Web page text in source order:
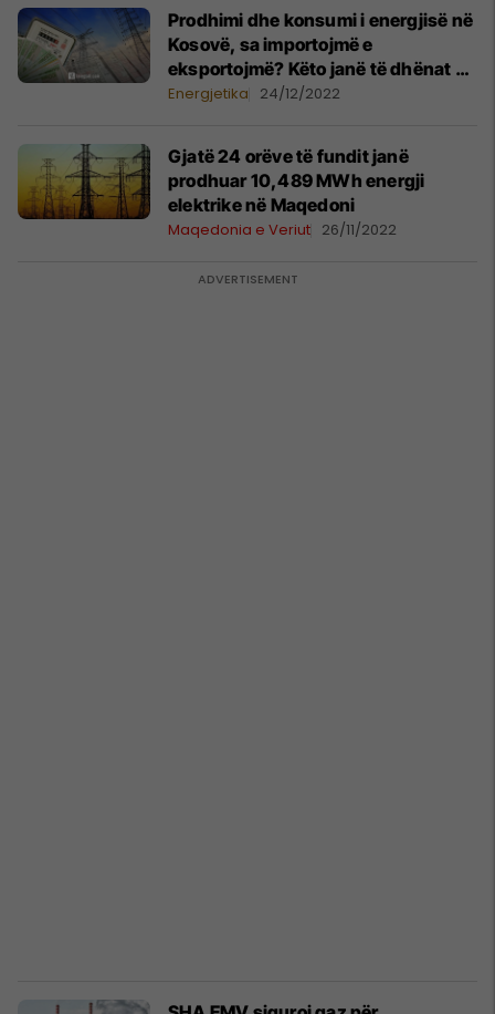
Prodhimi dhe konsumi i energjisë në
Kosovë, sa importojmë e
eksportojmë? Këto janë të dhënat e
ASK-së
Energjetika 24/12/2022
Gjatë 24 orëve të fundit janë
prodhuar 10,489 MWh energji
elektrike në Maqedoni
Maqedonia e Veriut 26/11/2022